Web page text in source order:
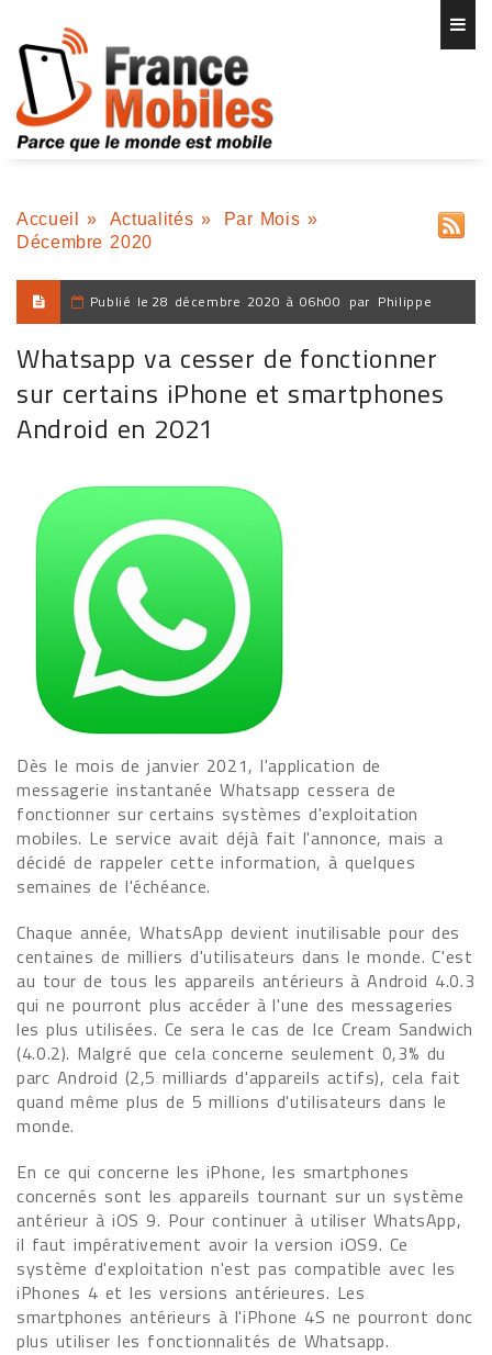
Accueil » Actualités » Par Mois »
Décembre 2020
Publié le 28 décembre 2020 à 06h00 par Philippe
Whatsapp va cesser de fonctionner
sur certains iPhone et smartphones
Android en 2021
Dès le mois de janvier 2021, l'application de
messagerie instantanée Whatsapp cessera de
fonctionner sur certains systèmes d'exploitation
mobiles. Le service avait déjà fait l'annonce, mais a
décidé de rappeler cette information, à quelques
semaines de l'échéance.
Chaque année, WhatsApp devient inutilisable pour des
centaines de milliers d'utilisateurs dans le monde. C'est
au tour de tous les appareils antérieurs à Android 4.0.3
qui ne pourront plus accéder à l'une des messageries
les plus utilisées. Ce sera le cas de Ice Cream Sandwich
(4.0.2). Malgré que cela concerne seulement 0,3% du
parc Android (2,5 milliards d'appareils actifs), cela fait
quand même plus de 5 millions d'utilisateurs dans le
monde.
En ce qui concerne les iPhone, les smartphones
concernés sont les appareils tournant sur un système
antérieur à iOS 9. Pour continuer à utiliser WhatsApp,
il faut impérativement avoir la version iOS9. Ce
système d'exploitation n'est pas compatible avec les
iPhones 4 et les versions antérieures. Les
smartphones antérieurs à l'iPhone 4S ne pourront donc
plus utiliser les fonctionnalités de Whatsapp.